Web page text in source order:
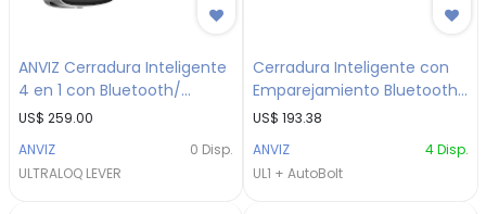
ANVIZ Cerradura Inteligente
4 en 1 con Bluetooth/
Apertura Remota
US$ 259.00
ANVIZ
0 Disp.
ULTRALOQ LEVER
Cerradura Inteligente con
Emparejamiento Bluetooth
y Wi-Fi
US$ 193.38
ANVIZ
4Disp.
UL1 + AutoBolt